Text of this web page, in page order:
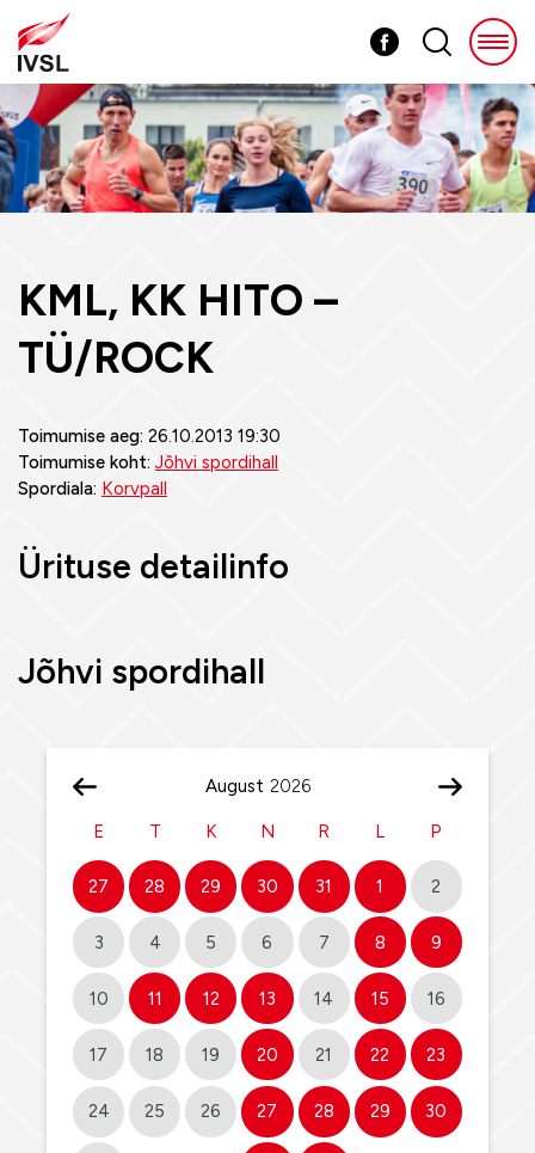
August
E T K N R L P
27 28 29 30 31 1 2
3 4 5 6 7 8 9
10 11 12 13 14 15 16
17 18 19 20 21 22 23
24 25 26 27 28 29 30
KML, KK HITO –
TÜ/ROCK
Toimumise aeg: 26.10.2013 19:30
Toimumise koht:Jõhvi spordihall
Spordiala: Korvpall
Ürituse detailinfo
Jõhvi spordihall